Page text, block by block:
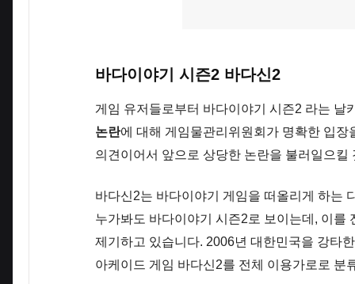
바다이야기 시즌2 바다신2
게임 유저들로부터 바다이야기 시즌2 라는 날
논란에 대해 게임물관리위원회가 명확한 입
의견이어서 앞으로 상당한 논란을 불러일으킬
바다신2는 바다이야기 게임을 떠올리게 하는
누가봐도 바다이야기 시즌2로 보이는데, 이를
제기하고 있습니다. 2006년 대한민국을 강타
아케이드 게임 바다신2를 전체 이용가로로 분